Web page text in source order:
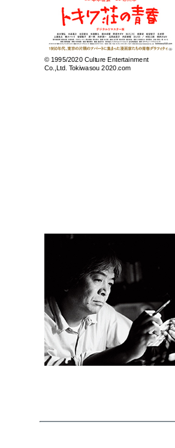
© 1995/2020 Culture Entertainment
Co.,Ltd. Tokiwasou 2020.com